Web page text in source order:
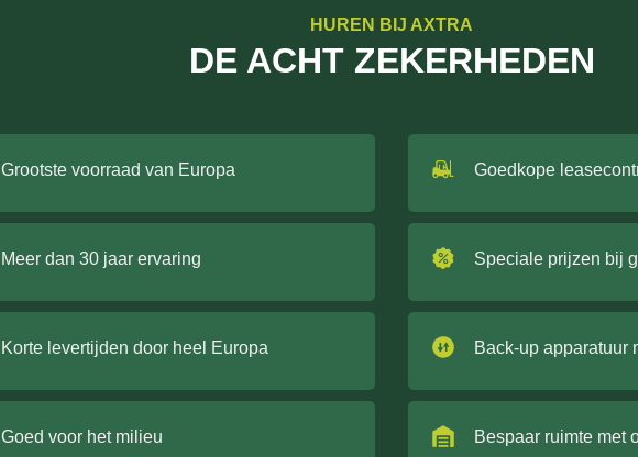
HUREN BIJ AXTRA
DE ACHT ZEKERHEDEN
Grootste voorraad van Europa
Meer dan 30 jaar ervaring
Korte levertijden door heel Europa
Goed voor het milieu
Goedkope
Speciale prijzen bij
Back-up apparatuur
Bespaar ruimte met